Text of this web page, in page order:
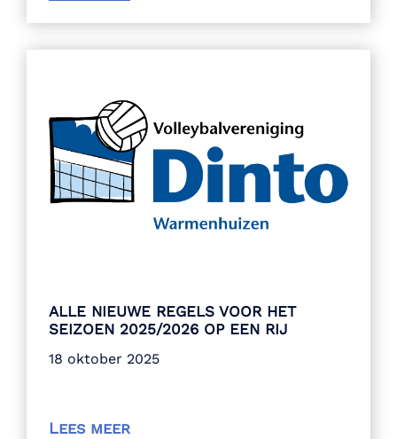
ALLE NIEUWE REGELS VOOR HET
SEIZOEN 2025/2026 OP EEN RIJ
18 oktober 2025
Lees meer